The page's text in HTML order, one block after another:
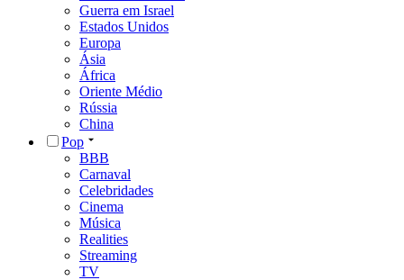
Guerra em Israel
Estados Unidos
Europa
Ásia
África
Oriente Médio
Rússia
China
Pop
BBB
Carnaval
Celebridades
Cinema
Música
Realities
Streaming
TV